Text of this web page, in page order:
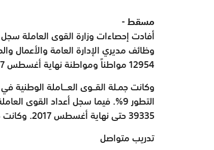
مسقط -
أفادت إحصاءات وزارة القوى العاملة
12954 مواطناً ومواطنة نهاية أغسطس 2017، مقارنة بنهاية العام 2016 حيث سجل 11798 مواطناً.
التطور 9%. فيما سجل أعداد القوى
39335 حتى نهاية أغسطس 2017. وكانت جملتها 39331 نهاية العام 2016.
تدريب متواصل